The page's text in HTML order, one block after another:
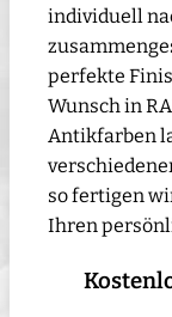
individuell
perfekte
Wunsch in
Antikfarben
so fertigen
Ihren